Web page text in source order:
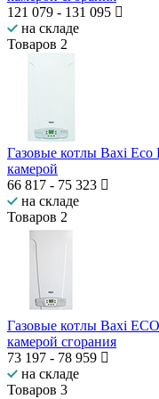
121 079 - 131 095
на складе
Товаров 2
Газовые котлы Baxi Eco
камерой
66 817 - 75 323
на складе
Товаров 2
Газовые котлы Baxi
камерой сгорания
73 197 - 78 959
на складе
Товаров 3